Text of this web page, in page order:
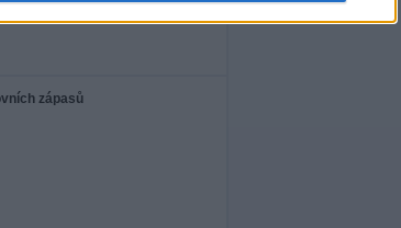
zápasů